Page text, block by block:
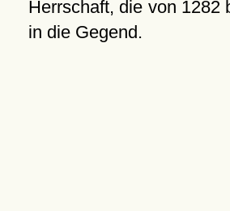
Herrschaft, die von 1282
in die Gegend.